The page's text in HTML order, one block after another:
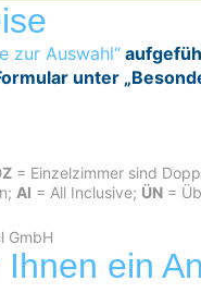
zur Auswahl“
unter
= Einzelzimmer sind
AI = All Inclusive; ÜN=
GmbH
ein